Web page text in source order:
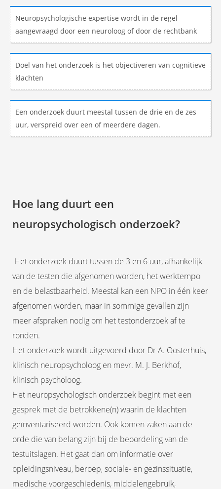
Neuropsychologische expertise wordt in de regel
aangevraagd door een neuroloog of door de rechtbank
Doel van het onderzoek is het objectiveren van cognitieve
klachten
Een onderzoek duurt meestal tussen de drie en de zes
uur, verspreid over een of meerdere dagen.
Hoe lang duurt een
neuropsychologisch onderzoek?
Het onderzoek duurt tussen de 3 en 6 uur, afhankelijk
van de testen die afgenomen worden, het werktempo
en de belastbaarheid. Meestal kan een NPO in één keer
afgenomen worden, maar in sommige gevallen zijn
meer afspraken nodig om het testonderzoek af te
ronden.
Het onderzoek wordt uitgevoerd door Dr A. Oosterhuis,
klinisch neuropsycholoog en mevr. M. J. Berkhof,
klinisch psycholoog.
Het neuropsychologisch onderzoek begint met een
gesprek met de betrokkene(n) waarin de klachten
geïnventariseerd worden. Ook komen zaken aan de
orde die van belang zijn bij de beoordeling van de
testuitslagen. Het gaat dan om informatie over
opleidingsniveau, beroep, sociale- en gezinssituatie,
medische voorgeschiedenis, middelengebruik,